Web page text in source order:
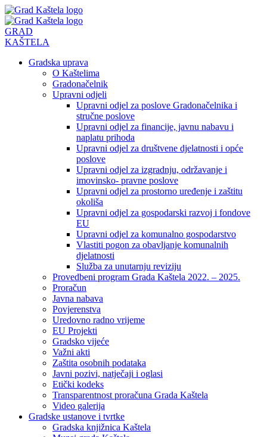
Preskoči
na
sadržaj
GRAD
KAŠTELA
Gradska uprava
O Kaštelima
Gradonačelnik
Upravni odjeli
Upravni odjel za poslove Gradonačelnika i
stručne poslove
Upravni odjel za financije, javnu nabavu i
naplatu prihoda
Upravni odjel za društvene djelatnosti i opće
poslove
Upravni odjel za izgradnju, održavanje i
imovinsko- pravne poslove
Upravni odjel za prostorno uređenje i zaštitu
okoliša
Upravni odjel za gospodarski razvoj i fondove
EU
Upravni odjel za komunalno gospodarstvo
Vlastiti pogon za obavljanje komunalnih
djelatnosti
Služba za unutarnju reviziju
Provedbeni program Grada Kaštela 2022. – 2025.
Proračun
Javna nabava
Povjerenstva
Uredovno radno vrijeme
EU Projekti
Gradsko vijeće
Važni akti
Zaštita osobnih podataka
Javni pozivi, natječaji i oglasi
Etički kodeks
Transparentnost proračuna Grada Kaštela
Video galerija
Gradske ustanove i tvrtke
Gradska knjižnica Kaštela